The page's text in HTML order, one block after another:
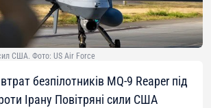
США. Фото: US Air Force
безпілотників MQ-9 Reaper під
Ірану Повітряні сили США